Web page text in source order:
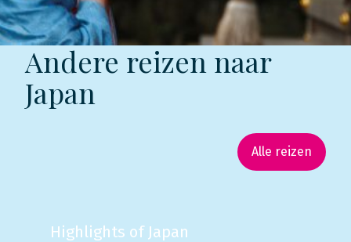
Andere reizen naar
Japan
Alle reizen
Highlights of Japan